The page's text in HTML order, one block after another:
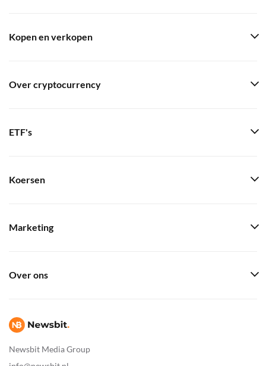
Newsbit Media Group
Kopen en verkopen
Over cryptocurrency
ETF's
Koersen
Marketing
Over ons